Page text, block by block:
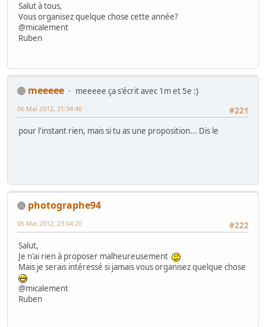
Salut à tous,
Vous organisez quelque chose cette année?
@micalement
Ruben
meeeee
meeeee ça s'écrit avec 1m et 5e :)
#221
06 Mai 2012, 21:34:46
pour l'instant rien, mais si tu as une proposition... Dis le
photographe94
#222
06 Mai 2012, 23:04:20
Salut,
Je n'ai rien à proposer malheureusement
Mais je serais intéressé si jamais vous organisez quelque chose
@micalement
Ruben